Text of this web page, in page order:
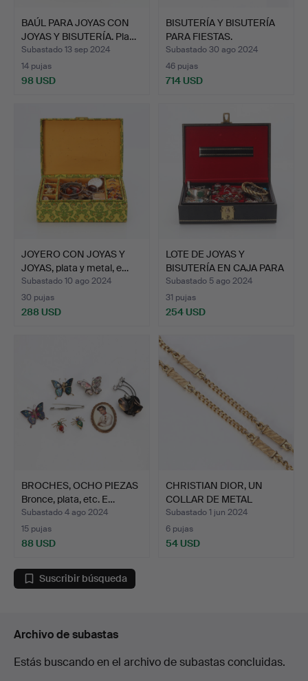
BAÚL PARA JOYAS CON
JOYAS Y BISUTERÍA. Pla…
Subastado 13 sep 2024
14 pujas
98 USD
BISUTERÍA Y BISUTERÍA
PARA FIESTAS.
Subastado 30 ago 2024
46 pujas
714 USD
JOYERO CON JOYAS Y
JOYAS, plata y metal, e…
Subastado 10 ago 2024
30 pujas
288 USD
LOTE DE JOYAS Y
BISUTERÍA EN CAJA PARA
JOY…
Subastado 5 ago 2024
31 pujas
254 USD
BROCHES, OCHO PIEZAS
Bronce, plata, etc. E…
Subastado 4 ago 2024
15 pujas
88 USD
CHRISTIAN DIOR, UN
COLLAR DE METAL
CHAPADO…
Subastado 1 jun 2024
6 pujas
54 USD
Suscribir búsqueda
Archivo de subastas
Estás buscando en el archivo de subastas concluidas.